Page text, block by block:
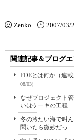
Zenko 2007/03/
関連記事＆ブログ
FDEとは何か（連
08/03)
なぜプロジェクト
いはケーキの工程...
冬の冷たい海で叫
聞いたら微妙だっ...